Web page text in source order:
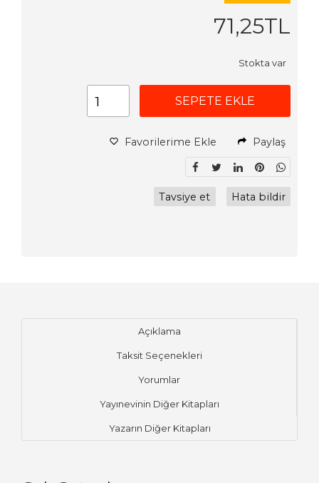
71,25TL
Stokta var
SEPETE EKLE
Favorilerime Ekle Paylaş
Tavsiye et Hata bildir
Açıklama
Taksit Seçenekleri
Yorumlar
Yayınevinin Diğer Kitapları
Yazarın Diğer Kitapları